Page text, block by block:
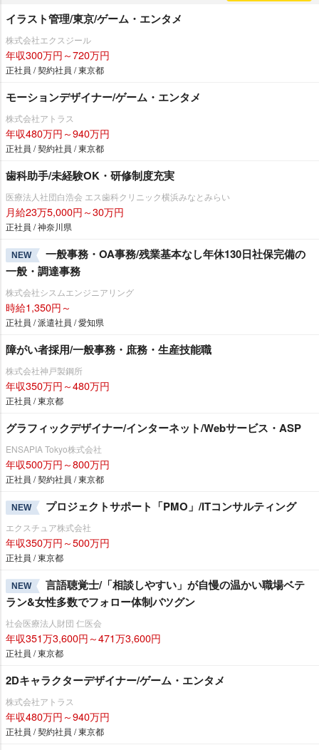
イラスト管理/東京/ゲーム・エンタメ
株式会社エクスジール
年収300万円～720万円
正社員 / 契約社員 / 東京都
モーションデザイナー/ゲーム・エンタメ
株式会社アトラス
年収480万円～940万円
正社員 / 契約社員 / 東京都
歯科助手/未経験OK・研修制度充実
医療法人社団白浩会 エス歯科クリニック横浜みなとみらい
月給23万5,000円～30万円
正社員 / 神奈川県
NEW
一般事務・OA事務/残業基本なし年休130日社保完備の
一般・調達事務
株式会社シスムエンジニアリング
時給1,350円～
正社員 / 派遣社員 / 愛知県
障がい者採用/一般事務・庶務・生産技能職
株式会社神戸製鋼所
年収350万円～480万円
正社員 / 東京都
グラフィックデザイナー/インターネット/Webサービス・ASP
ENSAPIA Tokyo株式会社
年収500万円～800万円
正社員 / 契約社員 / 東京都
NEW プロジェクトサポート「PMO」/ITコンサルティング
エクスチュア株式会社
年収350万円～500万円
正社員 / 東京都
NEW
言語聴覚士/「相談しやすい」が自慢の温かい職場ベテ
ラン&女性多数でフォロー体制バツグン
社会医療法人財団 仁医会
年収351万3,600円～471万3,600円
正社員 / 東京都
2Dキャラクターデザイナー/ゲーム・エンタメ
株式会社アトラス
年収480万円～940万円
正社員 / 契約社員 / 東京都